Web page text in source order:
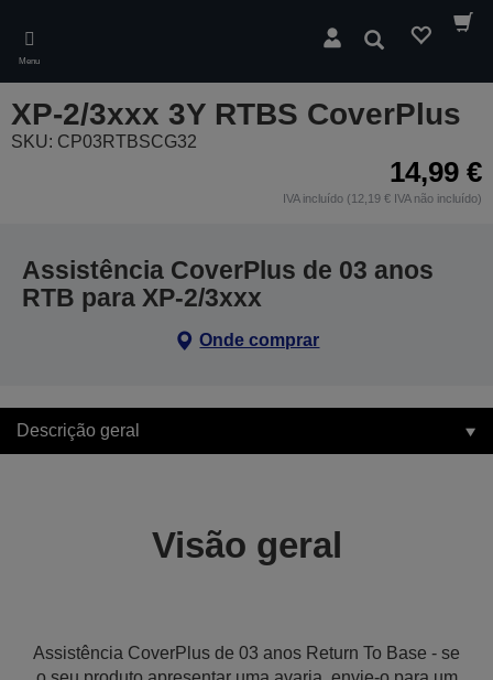
main
content
Menu
Pesquisar
XP-2/3xxx 3Y RTBS CoverPlus
SKU: CP03RTBSCG32
14,99 €
IVA incluído (12,19 € IVA não incluído)
Assistência CoverPlus de 03 anos
RTB para XP-2/3xxx
Onde comprar
Descrição geral
Visão geral
Assistência CoverPlus de 03 anos Return To Base - se